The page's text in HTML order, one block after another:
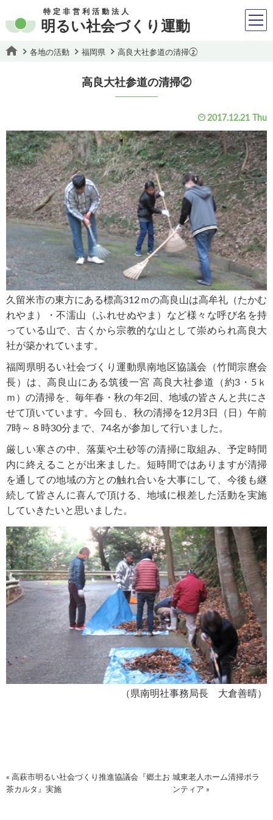
特定非営利活動法人
明るい社会づくり運動
各地の活動 福岡県 高良大社参道の清掃②
高良大社参道の清掃②
2017.12.21 Thu
久留米市の東方にある標高312ｍの高良山は高牟礼（たかむ
れやま）・不濡山（ふれせぬやま）など様々な呼び名を持
っている山で、古くから宗教的な山として崇められ高良大
社が築かれています。
福岡県明るい社会づくり運動県南地区協議会（竹間宗麿会
長）は、高良山にある筑後一宮 高良大社参道（約3・5ｋ
ｍ）の清掃を、毎年春・秋の年2回、地域の皆さんと共にさ
せて頂いています。今回も、秋の清掃を12月3日（日）午前
7時～８時30分まで、74名が参加して行いました。
厳しい寒さの中、落葉や土砂等の清掃に取組み、予定時間
内に終えることが出来ました。短時間ではありますが清掃
を通しての地域の方との触れ合いを大事にして、今後も継
続して皆さんに喜んで頂ける、地域に根差した活動を実施
していきたいと思いました。
（県南明社事務局長 大倉善晴）
« 高萩市明るい社会づくり推進協議会『郷土お
茶カルタ』実施
城東老人ホーム清掃ボラ
ンティア »